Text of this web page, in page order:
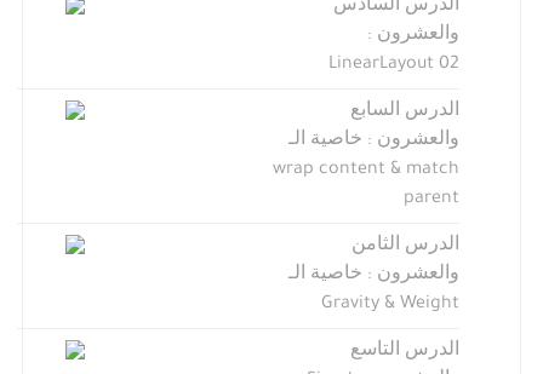
الدرس السادس
والعشرون :
LinearLayout 02
الدرس السابع
والعشرون : خاصية الـ
wrap content & match
parent
الدرس الثامن
والعشرون : خاصية الـ
Gravity & Weight
الدرس التاسع